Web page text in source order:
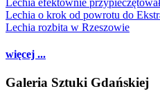
Lechia efektownie
Lechia o krok od powrotu do
Lechia rozbita w Rzeszowie
więcej ...
Galeria Sztuki Gdańskiej